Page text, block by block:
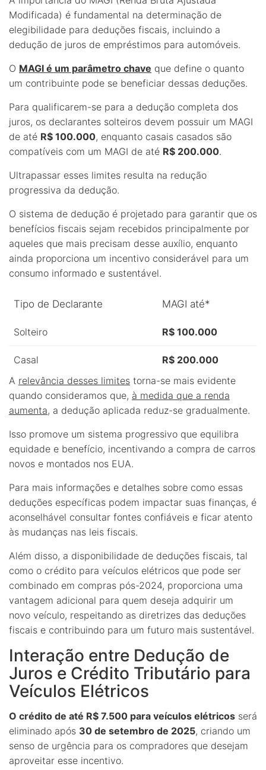
Modificada) é fundamental na determinação de
elegibilidade para deduções fiscais, incluindo a
dedução de juros de empréstimos para automóveis.
O MAGI é um parâmetro chave que define o quanto
um contribuinte pode se beneficiar dessas deduções.
Para qualificarem-se para a dedução completa dos
juros, os declarantes solteiros devem possuir um MAGI
de até R$ 100.000, enquanto casais casados são
compatíveis com um MAGI de até R$ 200.000.
Ultrapassar esses limites resulta na redução
progressiva da dedução.
O sistema de dedução é projetado para garantir que os
benefícios fiscais sejam recebidos principalmente por
aqueles que mais precisam desse auxílio, enquanto
ainda proporciona um incentivo considerável para um
consumo informado e sustentável.
Tipo de Declarante MAGI até*
Solteiro R$ 100.000
Casal
R$ 200.000
A relevância desses limites torna-se mais evidente
quando consideramos que, à medida que a renda
aumenta, a dedução aplicada reduz-se gradualmente.
Isso promove um sistema progressivo que equilibra
equidade e benefício, incentivando a compra de carros
novos e montados nos EUA.
Para mais informações e detalhes sobre como essas
deduções específicas podem impactar suas finanças, é
aconselhável consultar fontes confiáveis e ficar atento
às mudanças nas leis fiscais.
Além disso, a disponibilidade de deduções fiscais, tal
como o crédito para veículos elétricos que pode ser
combinado em compras pós-2024, proporciona uma
vantagem adicional para quem deseja adquirir um
novo veículo, respeitando as diretrizes das deduções
fiscais e contribuindo para um futuro mais sustentável.
Interação entre Dedução de
Juros e Crédito Tributário para
Veículos Elétricos
O crédito de até R$ 7.500 para veículos elétricos será
eliminado após 30 de setembro de 2025, criando um
senso de urgência para os compradores que desejam
aproveitar esse incentivo.